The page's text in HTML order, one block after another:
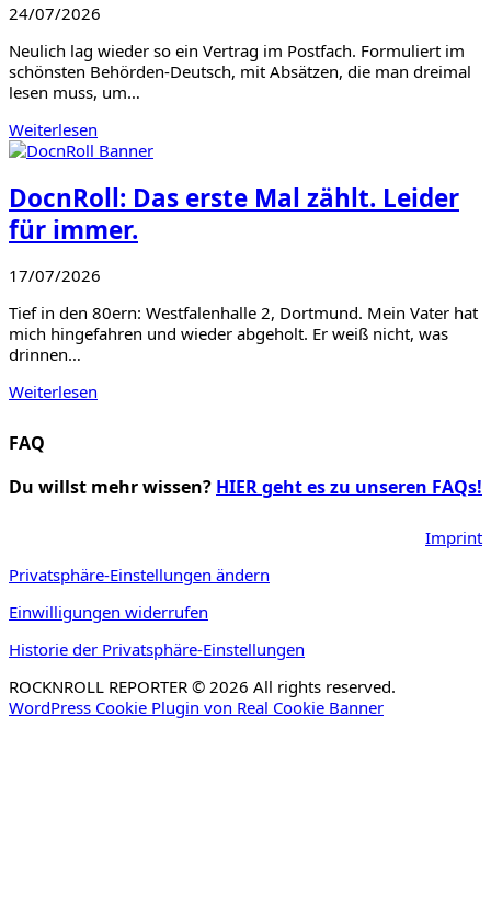
24/07/2026
Neulich lag wieder so ein Vertrag im Postfach. Formuliert im
schönsten Behörden-Deutsch, mit Absätzen, die man dreimal
lesen muss, um…
Weiterlesen
DocnRoll: Das erste Mal zählt. Leider
für immer.
17/07/2026
Tief in den 80ern: Westfalenhalle 2, Dortmund. Mein Vater hat
mich hingefahren und wieder abgeholt. Er weiß nicht, was
drinnen…
Weiterlesen
FAQ
Du willst mehr wissen? HIER geht es zu unseren FAQs!
Imprint
Privatsphäre-Einstellungen ändern
Einwilligungen widerrufen
Historie der Privatsphäre-Einstellungen
ROCKNROLL REPORTER © 2026 All rights reserved.
WordPress Cookie Plugin von Real Cookie Banner